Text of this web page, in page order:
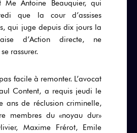
Me Antoine Beauquier, qui
que la cour d’assises
qui juge depuis dix jours la
d’Action directe, ne
rassurer.
facile à remonter. L’avocat
Content, a requis jeudi le
ans de réclusion criminelle,
membres du «noyau dur»
Maxime Frérot, Emile